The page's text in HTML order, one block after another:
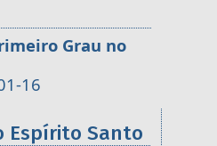
Grau no
16
Espírito Santo